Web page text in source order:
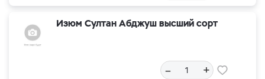
Изюм Султан Абджуш высший сорт
– +